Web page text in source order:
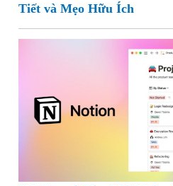
Tiết và Mẹo Hữu Ích